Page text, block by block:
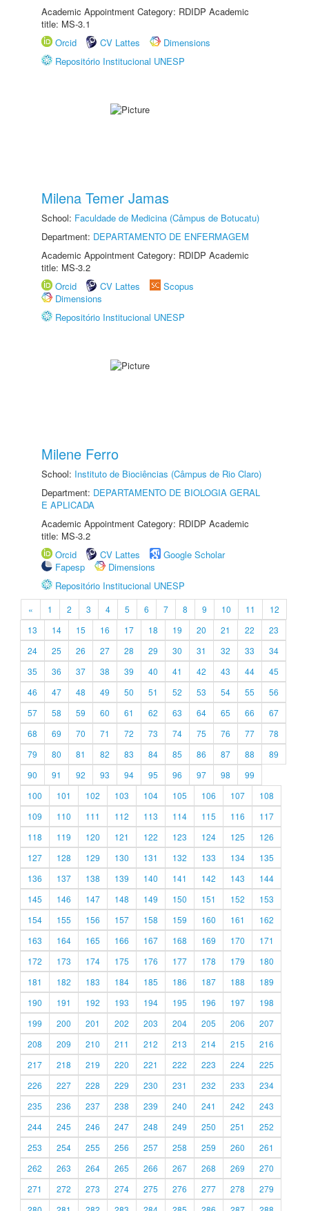
Academic Appointment Category: RDIDP Academic
title: MS-3.1
Orcid
CV Lattes
Dimensions
Repositório Institucional UNESP
Milena Temer Jamas
School: Faculdade de Medicina (Câmpus de Botucatu)
Department: DEPARTAMENTO DE ENFERMAGEM
Academic Appointment Category: RDIDP Academic
title: MS-3.2
Orcid
CV Lattes
Scopus
Dimensions
Repositório Institucional UNESP
Milene Ferro
School: Instituto de Biociências (Câmpus de Rio Claro)
Department: DEPARTAMENTO DE BIOLOGIA GERAL
E APLICADA
Academic Appointment Category: RDIDP Academic
title: MS-3.2
Orcid
CV Lattes
Google Scholar
Fapesp
Dimensions
Repositório Institucional UNESP
« 1 2 3 4 5 6 7 8 9 10 11
12
13
14 15 16 17 18 19 20 21 22
23
24
25 26 27 28 29 30 31 32 33
34
35
36 37 38 39 40 41 42 43 44
45
46
47 48 49 50 51 52 53 54 55
56
57
58 59 60 61 62 63 64 65 66
67
68
69 70 71 72 73 74 75 76 77
78
79
80 81 82 83 84 85 86 87 88
89
90
91 92 93 94 95 96 97 98
99
100
101 102 103 104 105 106 107
108
109
110 111 112 113 114 115 116
117
118
119 120 121 122 123 124 125
126
127
128 129 130 131 132 133 134
135
136
137 138 139 140 141 142 143
144
145
146 147 148 149 150 151 152
153
154
155 156 157 158 159 160 161
162
163
164 165 166 167 168 169 170
171
172
173 174 175 176 177 178 179
180
181
182 183 184 185 186 187 188
189
190
191 192 193 194 195 196 197
198
199
200 201 202 203 204 205 206
207
208
209 210 211 212 213 214 215
216
217
218 219 220 221 222 223 224
225
226
227 228 229 230 231 232 233
234
235
236 237 238 239 240 241 242
243
244
245 246 247 248 249 250 251
252
253
254 255 256 257 258 259 260
261
262
263 264 265 266 267 268 269
270
271
272 273 274 275 276 277 278
279